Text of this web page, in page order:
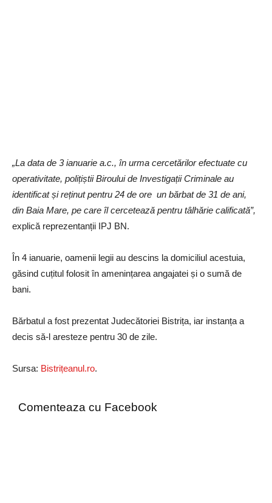
„La data de 3 ianuarie a.c., în urma cercetărilor efectuate cu
operativitate, polițiștii Biroului de Investigații Criminale au
identificat și reținut pentru 24 de ore un bărbat de 31 de ani,
din Baia Mare, pe care îl cercetează pentru tâlhărie calificată”,
explică reprezentanții IPJ BN.
În 4 ianuarie, oamenii legii au descins la domiciliul acestuia,
găsind cuțitul folosit în amenințarea angajatei și o sumă de
bani.
Bărbatul a fost prezentat Judecătoriei Bistrița, iar instanța a
decis să-l aresteze pentru 30 de zile.
Sursa: Bistrițeanul.ro.
Comenteaza cu Facebook